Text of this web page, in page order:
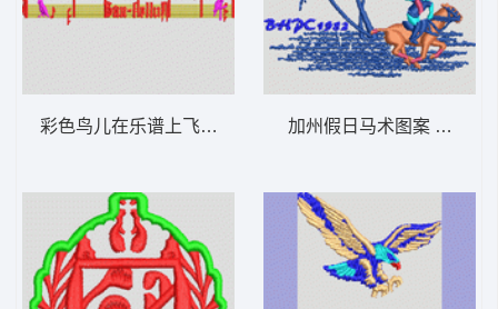
彩色鸟儿在乐谱上飞翔 男装 加州假日马术图案 男装